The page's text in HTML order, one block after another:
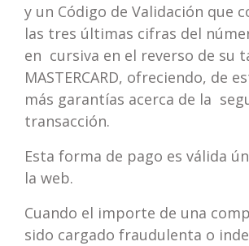
y un Código de Validación que
las tres últimas cifras del
en cursiva en el reverso de su
MASTERCARD, ofreciendo, de
más garantías acerca de la
transacción.
Esta forma de pago es válida
la web.
Cuando el importe de una
sido cargado fraudulenta o